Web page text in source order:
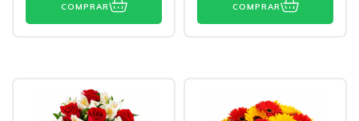
COMPRAR COMPRAR